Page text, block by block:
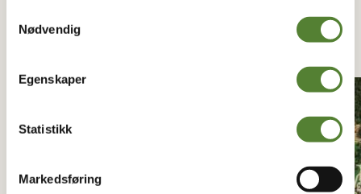
Nødvendig
Egenskaper
Statistikk
Markedsføring
Nyhet